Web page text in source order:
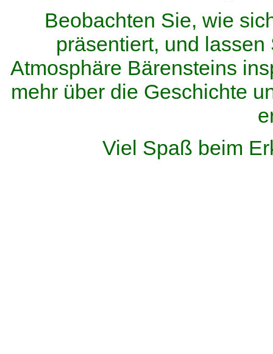
Beobachten Sie, wie
präsentiert, und
Atmosphäre Bärensteins
mehr über die Geschichte
Viel Spaß beim